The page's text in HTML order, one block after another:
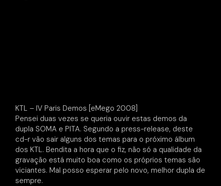
KTL – IV Paris Demos [eMego 2008]
Pensei duas vezes se queria ouvir estas demos da
dupla SOMA e PITA. Segundo a press-release, deste
cd-r vão sair alguns dos temas para o próximo álbum
dos KTL. Bendita a hora que o fiz, não só a qualidade da
gravação está muito boa como os próprios temas são
viciantes. Mal posso esperar pelo novo, melhor dupla de
sempre.